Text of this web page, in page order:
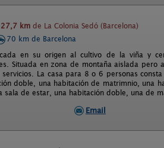
27,7 km de La Colonia Sedó (Barcelona)
70 km de Barcelona
en su origen al cultivo de la viña y
Situada en zona de montaña aislada
La casa para 8 o 6 personas
doble, una habitación de matrimnio, una
sala de estar, una habitación doble, una de
Email